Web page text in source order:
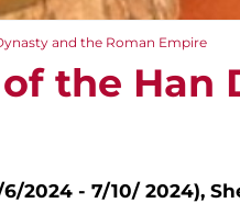
and the Roman Empire
the Han
2024 - 7/10/ 2024),